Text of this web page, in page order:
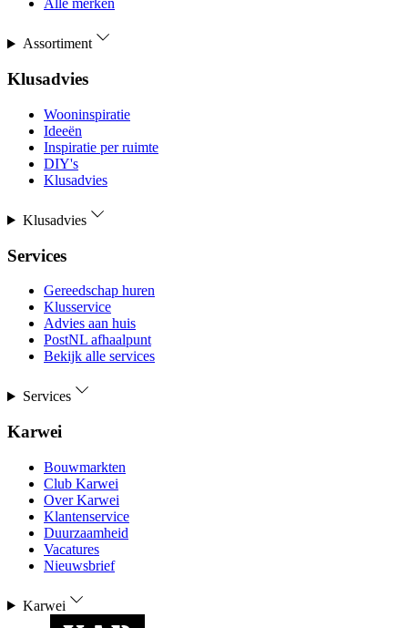
Alle merken
Assortiment
Klusadvies
Wooninspiratie
Ideeën
Inspiratie per ruimte
DIY's
Klusadvies
Klusadvies
Services
Gereedschap huren
Klusservice
Advies aan huis
PostNL afhaalpunt
Bekijk alle services
Services
Karwei
Bouwmarkten
Club Karwei
Over Karwei
Klantenservice
Duurzaamheid
Vacatures
Nieuwsbrief
Karwei